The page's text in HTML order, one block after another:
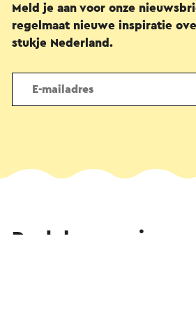
Meld je aan voor onze
regelmaat nieuwe inspiratie
stukje Nederland.
Deel deze pagina